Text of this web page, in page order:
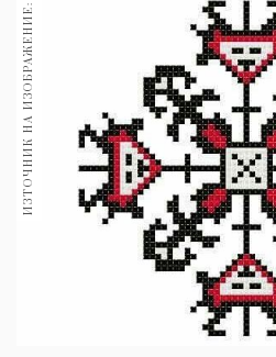
30+
Гурме 1710
Пътувай
Здраве 389
ИЗТОЧНИК НА ИЗОБРАЖЕНИЕ: